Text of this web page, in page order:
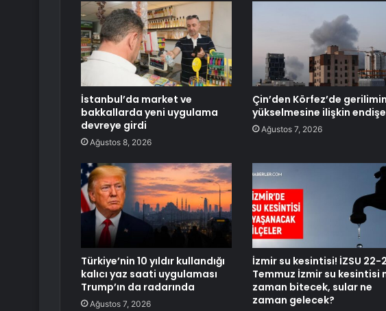
İstanbul’da market ve
bakkallarda yeni uygulama
devreye girdi
Ağustos 8, 2026
Çin’den Körfez’de gerilimin
yükselmesine ilişkin endişe
Ağustos 7, 2026
Türkiye’nin 10 yıldır kullandığı
kalıcı yaz saati uygulaması
Trump’ın da radarında
Ağustos 7, 2026
İzmir su kesintisi! İZSU 22-
Temmuz İzmir su kesintisi
zaman bitecek, sular ne
zaman gelecek?